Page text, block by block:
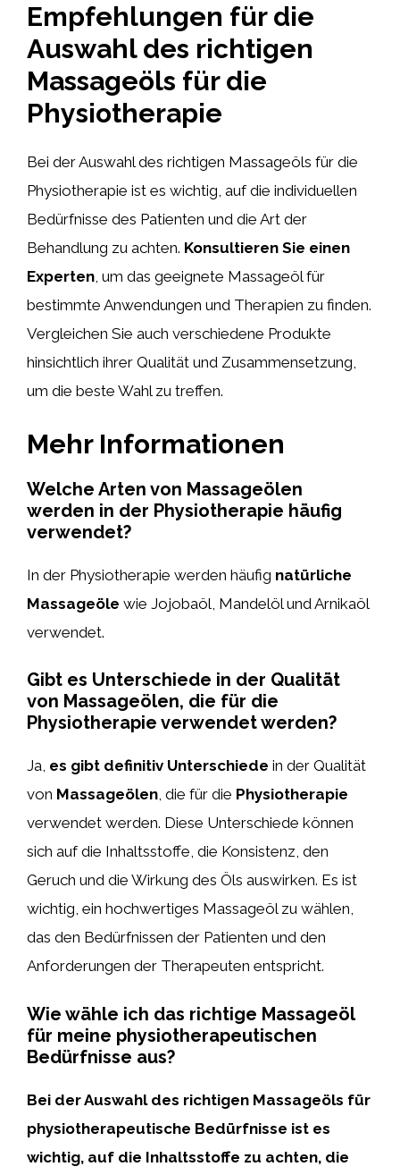
Empfehlungen für die
Auswahl des richtigen
Massageöls für die
Physiotherapie
Bei der Auswahl des richtigen Massageöls für die
Physiotherapie ist es wichtig, auf die individuellen
Bedürfnisse des Patienten und die Art der
Behandlung zu achten. Konsultieren Sie einen
Experten, um das geeignete Massageöl für
bestimmte Anwendungen und Therapien zu finden.
Vergleichen Sie auch verschiedene Produkte
hinsichtlich ihrer Qualität und Zusammensetzung,
um die beste Wahl zu treffen.
Mehr Informationen
Welche Arten von Massageölen
werden in der Physiotherapie häufig
verwendet?
In der Physiotherapie werden häufig natürliche
Massageöle wie Jojobaöl, Mandelöl und Arnikaöl
verwendet.
Gibt es Unterschiede in der Qualität
von Massageölen, die für die
Physiotherapie verwendet werden?
Ja, es gibt definitiv Unterschiede in der Qualität
von Massageölen, die für die Physiotherapie
verwendet werden. Diese Unterschiede können
sich auf die Inhaltsstoffe, die Konsistenz, den
Geruch und die Wirkung des Öls auswirken. Es ist
wichtig, ein hochwertiges Massageöl zu wählen,
das den Bedürfnissen der Patienten und den
Anforderungen der Therapeuten entspricht.
Wie wähle ich das richtige Massageöl
für meine physiotherapeutischen
Bedürfnisse aus?
Bei der Auswahl des richtigen Massageöls für
physiotherapeutische Bedürfnisse ist es
wichtig, auf die Inhaltsstoffe zu achten, die